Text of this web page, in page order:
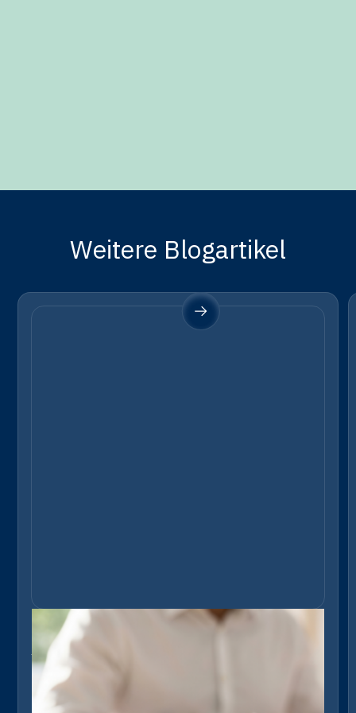
Weitere Blogartikel
„Unvermeidbare“ Energiekosten? Diese
fünf Stellschrauben senken den Verbra
uch nachhaltig